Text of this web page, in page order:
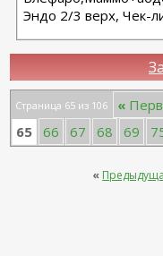
Эндо 2/3 верх, Чек-
Страница 65 из 106 «
65 66 67 68 69
«